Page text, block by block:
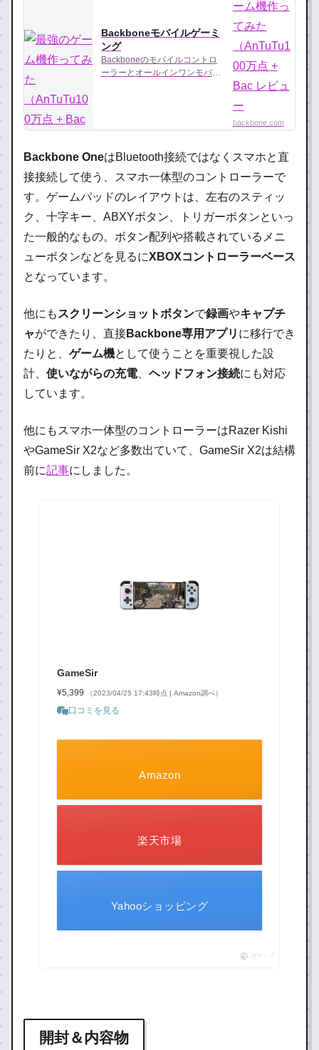
Backboneモバイルゲーミ
ング
Backboneのモバイルコントロ
ーラーとオールインワンモバイ
backbone.com
Backbone OneはBluetooth接続ではなく スマホと直
接接続して使う
、スマホ一体型のコントローラーで
す。ゲームパッドのレイアウトは、左右のスティッ
ク、十字キー、ABXYボタン、トリガーボタンといっ
た一般的なもの。ボタン配列や搭載されているメニ
ューボタンなどを見るにXBOXコントローラーベース
となっています。
他にも スクリーンショットボタンで録画やキャプチ
ャができたり、直接Backbone専用アプリ に移行でき
たりと、 ゲーム機として使うことを重要視した設
計、 使いながらの充電、 ヘッドフォン接続にも対応
しています。
他にもスマホ一体型のコントローラーはRazer Kishi
やGameSir X2など多数出ていて、GameSir X2は結構
前に記事にしました。
GameSir
¥5,399 （2023/04/25 17:43時点 | Amazon調べ）
口コミを見る
Amazon
楽天市場
Yahooショッピング
ポチップ
開封＆内容物